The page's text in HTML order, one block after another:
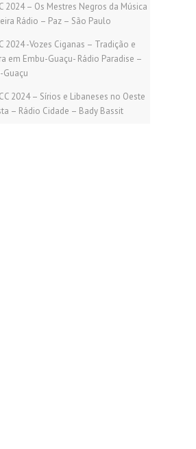
2024 – Os Mestres Negros da Música
Rádio – Paz – São Paulo
2024 -Vozes Ciganas – Tradição e
em Embu-Guaçu- Rádio Paradise –
Guaçu
2024 – Sírios e Libaneses no Oeste
– Rádio Cidade – Bady Bassit